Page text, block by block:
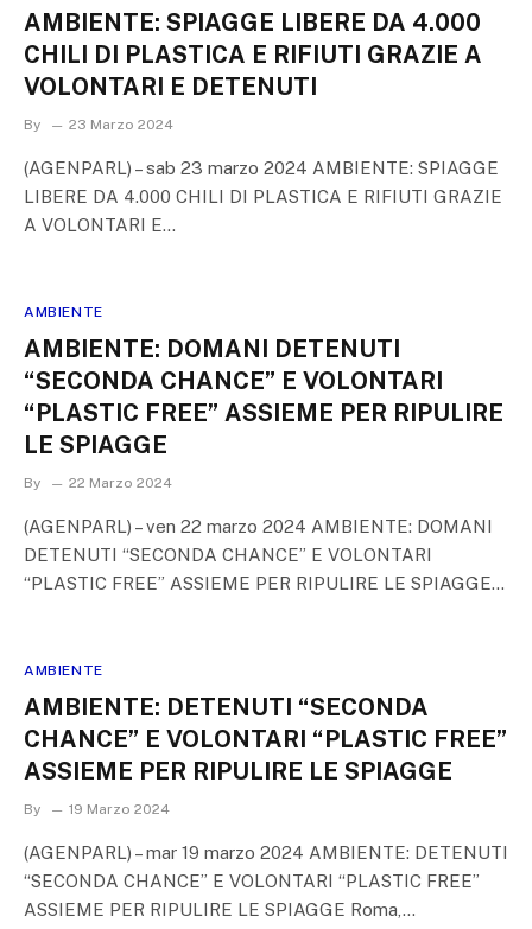
AMBIENTE: SPIAGGE LIBERE DA 4.000
CHILI DI PLASTICA E RIFIUTI GRAZIE A
VOLONTARI E DETENUTI
By 23 Marzo 2024
(AGENPARL) – sab 23 marzo 2024 AMBIENTE: SPIAGGE
LIBERE DA 4.000 CHILI DI PLASTICA E RIFIUTI GRAZIE
A VOLONTARI E…
AMBIENTE
AMBIENTE: DOMANI DETENUTI
“SECONDA CHANCE” E VOLONTARI
“PLASTIC FREE” ASSIEME PER RIPULIRE
LE SPIAGGE
By 22 Marzo 2024
(AGENPARL) – ven 22 marzo 2024 AMBIENTE: DOMANI
DETENUTI “SECONDA CHANCE” E VOLONTARI
“PLASTIC FREE” ASSIEME PER RIPULIRE LE SPIAGGE…
AMBIENTE
AMBIENTE: DETENUTI “SECONDA
CHANCE” E VOLONTARI “PLASTIC FREE”
ASSIEME PER RIPULIRE LE SPIAGGE
By 19 Marzo 2024
(AGENPARL) – mar 19 marzo 2024 AMBIENTE: DETENUTI
“SECONDA CHANCE” E VOLONTARI “PLASTIC FREE”
ASSIEME PER RIPULIRE LE SPIAGGE Roma,…